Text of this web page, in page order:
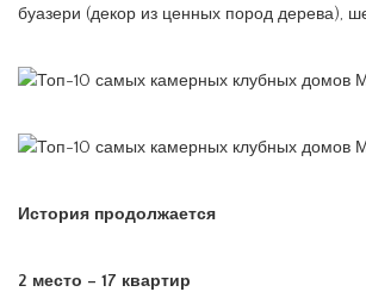
буазери (декор из ценных пород дерева),
История продолжается
2 место – 17 квартир